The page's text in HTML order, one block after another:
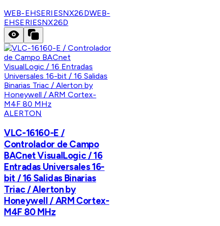
WEB-EHSERIESNX26DWEB-
EHSERIESNX26D
ALERTON
VLC-16160-E /
Controlador de Campo
BACnet VisualLogic / 16
Entradas Universales 16-
bit / 16 Salidas Binarias
Triac / Alerton by
Honeywell / ARM Cortex-
M4F 80 MHz